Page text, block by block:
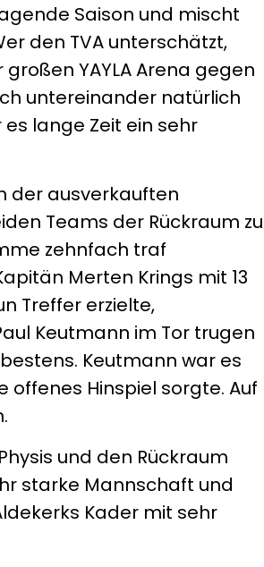
Saison und mischt
den TVA unterschätzt,
YAYLA Arena gegen
untereinander natürlich
lange Zeit ein sehr
der ausverkauften
Teams der Rückraum zu
zehnfach traf
Merten Krings mit 13
Treffer erzielte,
Keutmann im Tor trugen
Keutmann war es
Hinspiel sorgte. Auf
und den Rückraum
starke Mannschaft und
Kader mit sehr